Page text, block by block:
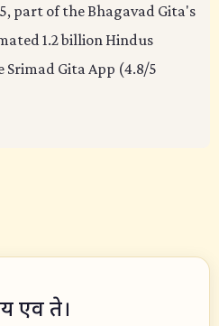
part of the Bhagavad Gita's
1.2 billion Hindus
Srimad Gita App (4.8/5
एव ते।